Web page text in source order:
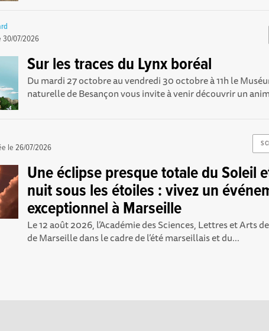
30/07/2026
Sur les traces du Lynx boréal
Du mardi 27 octobre au vendredi 30 octobre à 11h le
naturelle de Besançon vous invite à venir découvrir un
le26/07/2026
Une éclipse presque totale du Soleil
nuit sous les étoiles : vivez un
exceptionnel à Marseille
Le 12 août 2026, l’Académie des Sciences, Lettres et Arts
de Marseille dans le cadre de l’été marseillais et du...